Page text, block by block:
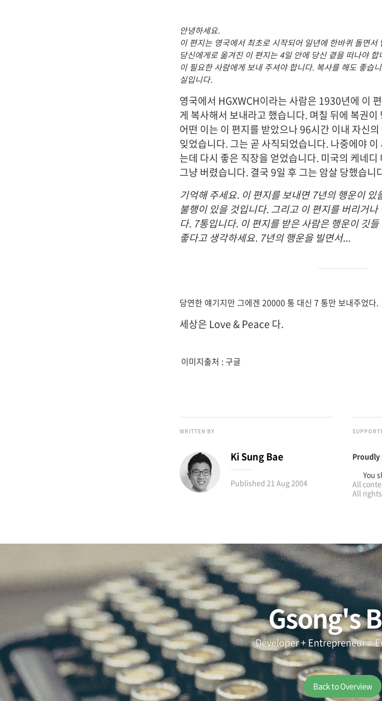
안녕하세요.
이 편지는 영국에서 최초로 시작되어 일년에 한바퀴 돌면
당신에게로 옮겨진 이 편지는 4일 안에 당신 곁을 떠나야
이 필요한 사람에게 보내 주셔야 합니다. 복사를 해도 좋습
실입니다.
영국에서 HGXWCH이라는 사람은 1930년에 이
게 복사해서 보내라고 했습니다. 며칠 뒤에 복권
어떤 이는 이 편지를 받았으나 96시간 이내 자신
잊었습니다. 그는 곧 사직되었습니다. 나중에야
는데 다시 좋은 직장을 얻었습니다. 미국의 케네
그냥 버렸습니다. 결국 9일 후 그는 암살 당했습니
기억해 주세요. 이 편지를 보내면 7년의 행운이
불행이 있을 것입니다. 그리고 이 편지를 버리거
다. 7통입니다. 이 편지를 받은 사람은 행운이 깃
좋다고 생각하세요. 7년의 행운을 빌면서...
당연한 얘기지만 그에겐 20000 통 대신 7 통만 보내주었다.
세상은 Love & Peace 다.
이미지출처 : 구글
WRITTEN BY
Ki Sung Bae
Published 21 Aug 2004
You
All
All
Gsong's
Developer + Entrepreneur =
Back to Overview